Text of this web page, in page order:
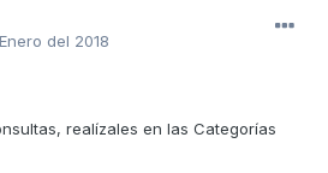
del 2018
realízales en las Categorías